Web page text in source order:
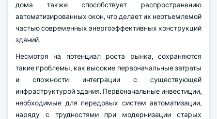
дома также способствует распространению
автоматизированных окон, что делает их неотъемлемой
частью современных энергоэффективных конструкций
зданий.
Несмотря на потенциал роста рынка, сохраняются
такие проблемы, как высокие первоначальные затраты
и сложности интеграции с существующей
инфраструктурой здания. Первоначальные инвестиции,
необходимые для передовых систем автоматизации,
наряду с трудностями при модернизации старых